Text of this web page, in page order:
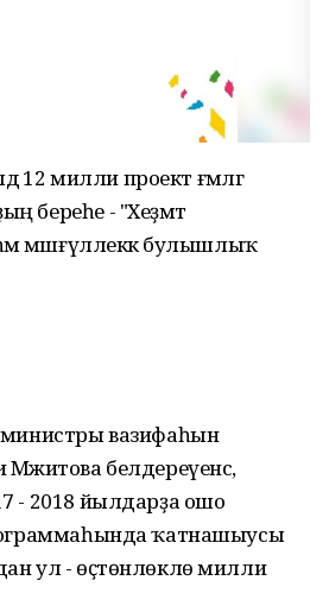
12 милли проект ғәмәлгә
береһе - "Хеҙмәт
мәшғүллеккә булышлыҡ
вазифаһын
белдереүенсә,
- 2018 йылдарҙа ошо
ҡатнашыусы
ул - өҫтөнлөклө милли